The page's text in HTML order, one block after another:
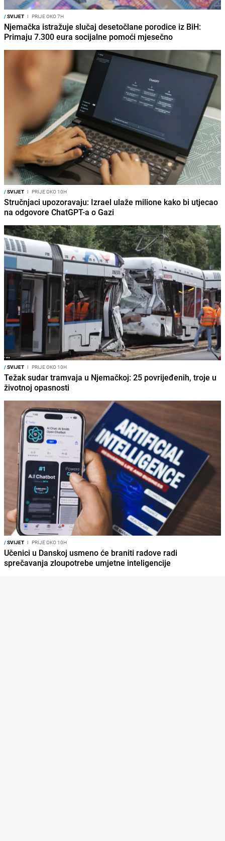
/SVIJET I PRIJE OKO 7H
Njemačka istražuje slučaj desetočlane porodice iz BiH:
Primaju 7.300 eura socijalne pomoći mjesečno
/SVIJET I PRIJE OKO 10H
Stručnjaci upozoravaju: Izrael ulaže milione kako bi utjecao
na odgovore ChatGPT-a o Gazi
/SVIJET I PRIJE OKO 10H
Težak sudar tramvaja u Njemačkoj: 25 povrijeđenih, troje u
životnoj opasnosti
/SVIJET I PRIJE OKO 10H
Učenici u Danskoj usmeno će braniti radove radi
sprečavanja zloupotrebe umjetne inteligencije